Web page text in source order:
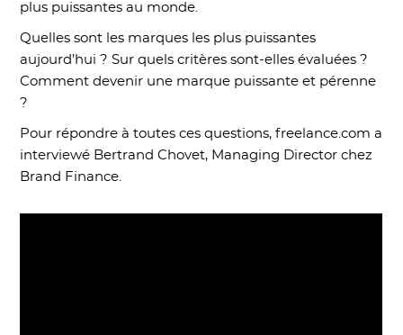
plus puissantes au monde.
Quelles sont les marques les plus puissantes
aujourd’hui ? Sur quels critères sont-elles évaluées ?
Comment devenir une marque puissante et pérenne
?
Pour répondre à toutes ces questions, freelance.com a
interviewé Bertrand Chovet, Managing Director chez
Brand Finance.